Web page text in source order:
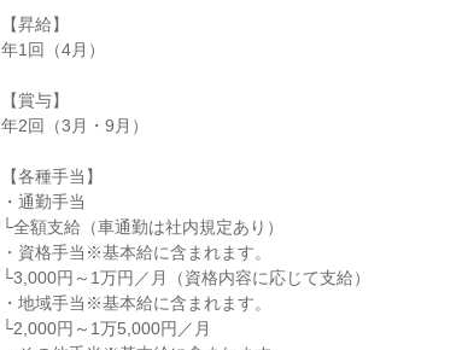
【昇給】
年1回（4月）
【賞与】
年2回（3月・9月）
【各種手当】
・通勤手当
└全額支給（車通勤は社内規定あり）
・資格手当※基本給に含まれます。
└3,000円～1万円／月（資格内容に応じて支給）
・地域手当※基本給に含まれます。
└2,000円～1万5,000円／月